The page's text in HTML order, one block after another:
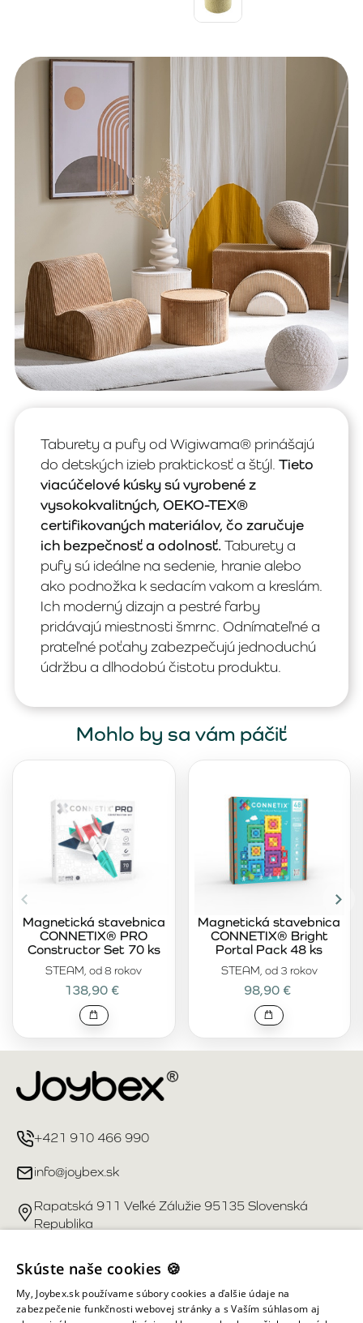
Taburety a pufy od Wigiwama® prinášajú
do detských izieb praktickosť a štýl. Tieto
viacúčelové kúsky sú vyrobené z
vysokokvalitných, OEKO-TEX®
certifikovaných materiálov, čo zaručuje
ich bezpečnosť a odolnosť. Taburety a
pufy sú ideálne na sedenie, hranie alebo
ako podnožka k sedacím vakom a kreslám.
Ich moderný dizajn a pestré farby
pridávajú miestnosti šmrnc. Odnímateľné a
prateľné poťahy zabezpečujú jednoduchú
údržbu a dlhodobú čistotu produktu.
Mohlo by sa vám páčiť
STEAM, od 8 rokov
Magnetická stavebnica
CONNETIX® PRO
Constructor Set 70 ks
138,90 €
STEAM, od 3 rokov
Magnetická stavebnica
CONNETIX® Bright
Portal Pack 48 ks
98,90 €
+421 910 466 990
info@joybex.sk
Rapatská 911 Veľké Zálužie 95135 Slovenská
Republika
Užitočné odkazy
Účet
Skúste naše cookies 🍪
My, Joybex.sk používame súbory cookies a ďalšie údaje na
zabezpečenie funkčnosti webovej stránky a s Vaším súhlasom aj